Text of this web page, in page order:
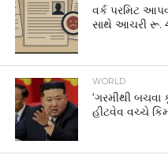
વર્ક પરમિટ
સાથે આચરી રૂ.
WORLD
‘ગરમીથી બચવા
હીટવેવ વચ્ચે